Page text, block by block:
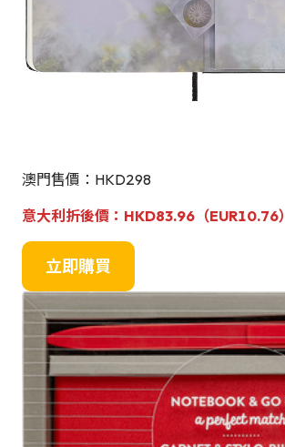
澳門售價：HKD298
意大利折後價：HKD83.96（EUR10.76）
立即購買